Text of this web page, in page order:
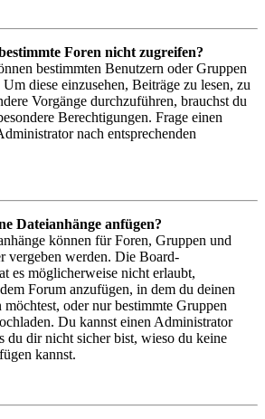
Foren nicht zugreifen?
bestimmten Benutzern oder Gruppen
diese einzusehen, Beiträge zu lesen, zu
Vorgänge durchzuführen, brauchst du
Berechtigungen. Frage einen
nach entsprechenden
Dateianhänge anfügen?
können für Foren, Gruppen und
vergeben werden. Die Board-
es möglicherweise nicht erlaubt,
Forum anzufügen, in dem du deinen
möchtest, oder nur bestimmte Gruppen
Du kannst einen Administrator
du dir nicht sicher bist, wieso du keine
kannst.